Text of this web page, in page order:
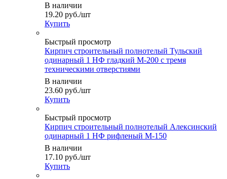
В наличии
19.20 руб./шт
Купить
Быстрый просмотр
Кирпич строительный полнотелый Тульский
одинарный 1 НФ гладкий М-200 с тремя
техническими отверстиями
В наличии
23.60 руб./шт
Купить
Быстрый просмотр
Кирпич строительный полнотелый Алексинский
одинарный 1 НФ рифленый М-150
В наличии
17.10 руб./шт
Купить